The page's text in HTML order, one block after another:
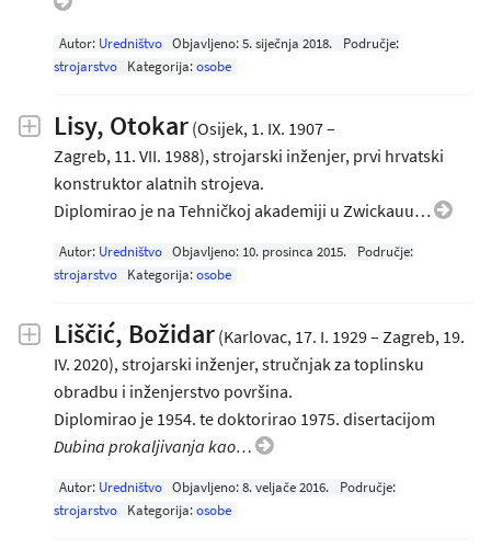
Autor: Uredništvo Objavljeno:5. siječnja 2018.
Područje:
strojarstvo
Kategorija:osobe
Lisy, Otokar (Osijek, 1. IX. 1907 –
Zagreb, 11. VII. 1988), strojarski inženjer, prvi hrvatski
konstruktor alatnih strojeva.
Diplomirao je na Tehničkoj akademiji u Zwickauu…
Autor: Uredništvo Objavljeno: 10. prosinca 2015.
Područje:
strojarstvo
Kategorija:osobe
Liščić, Božidar (Karlovac, 17. I. 1929 – Zagreb, 19.
IV. 2020), strojarski inženjer, stručnjak za toplinsku
obradbu i inženjerstvo površina.
Diplomirao je 1954. te doktorirao 1975. disertacijom
Dubina prokaljivanja kao…
Autor: Uredništvo Objavljeno:8. veljače 2016.
Područje:
strojarstvo
Kategorija:osobe